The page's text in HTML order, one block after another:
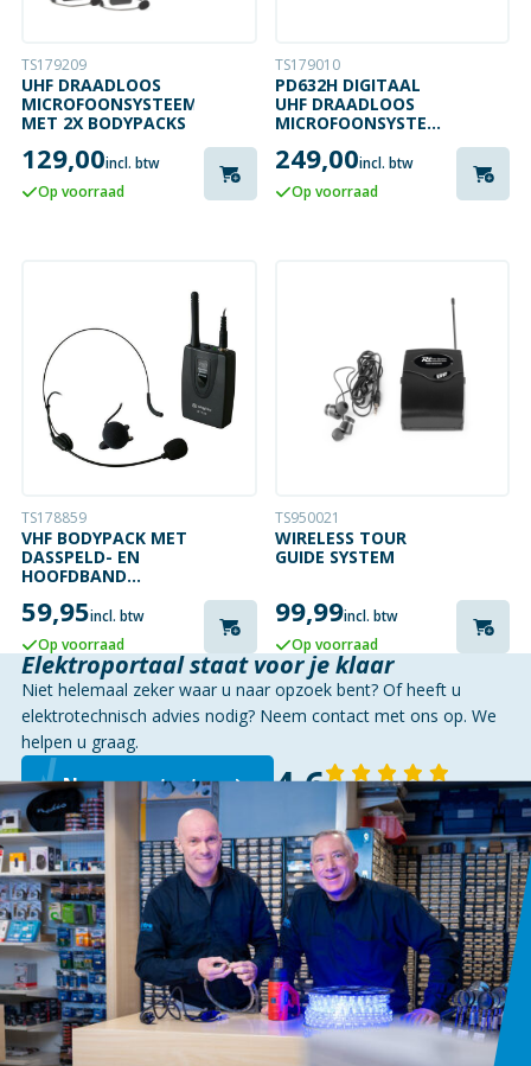
TS179209
UHF DRAADLOOS
MICROFOONSYSTEEM
MET 2X BODYPACKS
129,00incl. btw
Op voorraad
TS179010
PD632H DIGITAAL
UHF DRAADLOOS
MICROFOONSYSTEEM
249,00incl. btw
Op voorraad
TS178859
VHF BODYPACK MET
DASSPELD- EN
HOOFDBAND
200.175MHZ
59,95incl. btw
Op voorraad
TS950021
WIRELESS TOUR
GUIDE SYSTEM
99,99incl. btw
Op voorraad
Elektroportaal staat voor je klaar
Niet helemaal zeker waar u naar opzoek bent? Of heeft u
elektrotechnisch advies nodig? Neem contact met ons op. We
helpen u graag.
Neem contact op 4,6 143 reviews